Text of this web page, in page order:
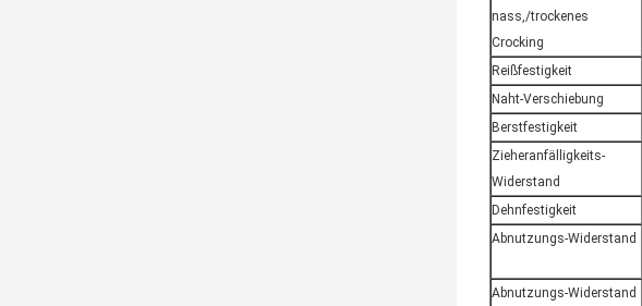
nass,/trockenes
Crocking
Reißfestigkeit
Naht-Verschiebung
Berstfestigkeit
Zieheranfälligkeits-
Widerstand
Dehnfestigkeit
Abnutzungs-Widerstand
Abnutzungs-Widerstand